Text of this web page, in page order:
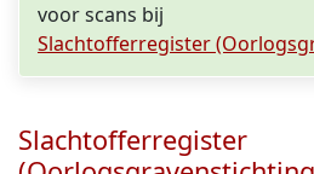
voor scans bij
Slachtofferregister
Slachtofferregister